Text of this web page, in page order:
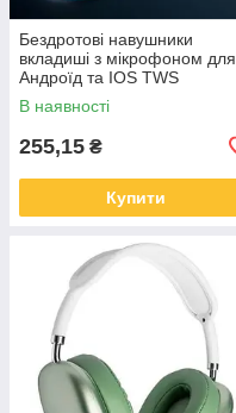
Бездротові навушники
вкладиші з мікрофоном для
Андроїд та IOS TWS
WIRELESS (M10)
В наявності
255,15 ₴
Купити